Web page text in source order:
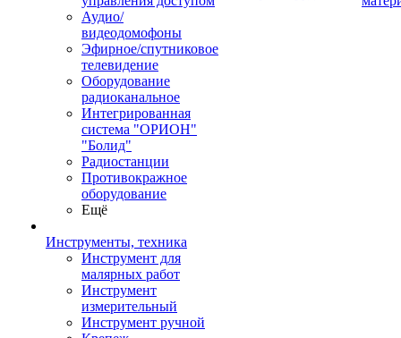
Аудио/
видеодомофоны
Эфирное/спутниковое
телевидение
Оборудование
радиоканальное
Интегрированная
система "ОРИОН"
"Болид"
Радиостанции
Противокражное
оборудование
Ещё
Инструменты, техника
Инструмент для
малярных работ
Инструмент
измерительный
Инструмент ручной